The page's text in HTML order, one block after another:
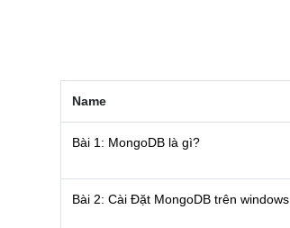
TIN TUYỂN
LIÊN HỆ
Name
Bài 1: MongoDB là gì?
Bài 2: Cài Đặt MongoDB trên windows